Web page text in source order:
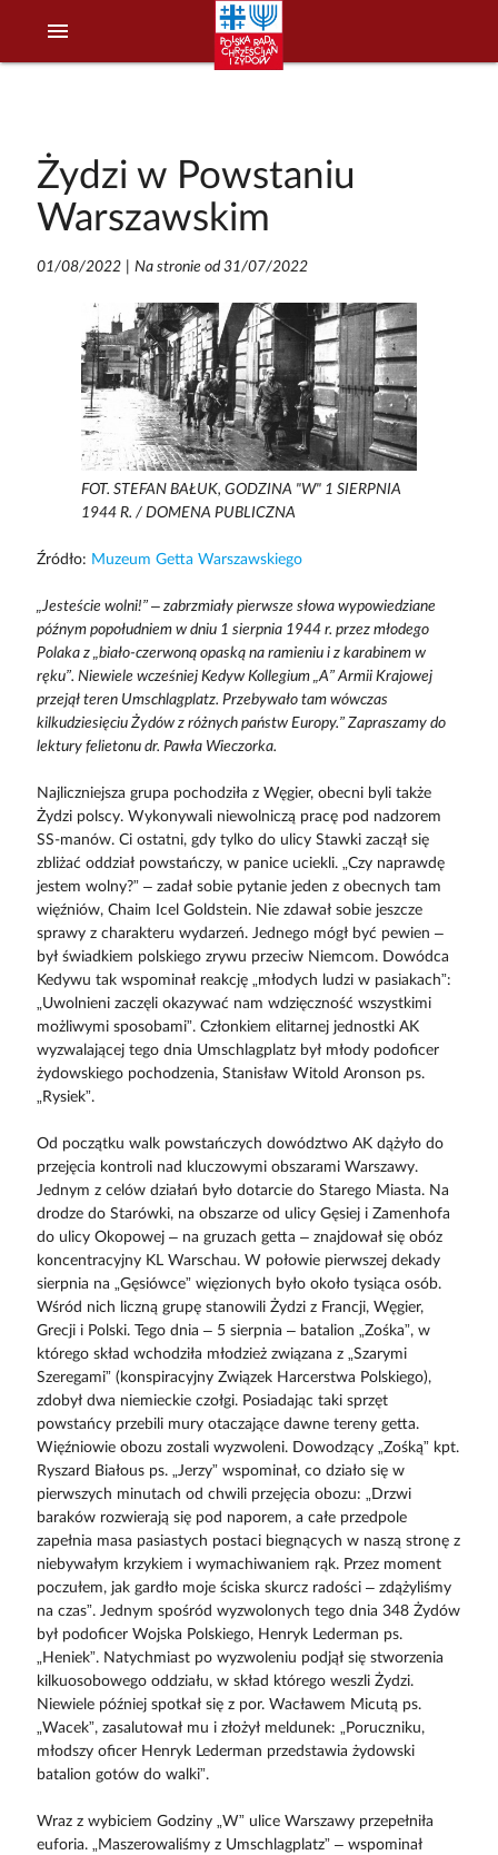
menu
Żydzi w Powstaniu
Warszawskim
01/08/2022| Na stronie od 31/07/2022
FOT. STEFAN BAŁUK, GODZINA "W" 1 SIERPNIA
1944 R. / DOMENA PUBLICZNA
Źródło: Muzeum Getta Warszawskiego
„Jesteście wolni!” – zabrzmiały pierwsze słowa wypowiedziane
późnym popołudniem w dniu 1 sierpnia 1944 r. przez młodego
Polaka z „biało-czerwoną opaską na ramieniu i z karabinem w
ręku”. Niewiele wcześniej Kedyw Kollegium „A” Armii Krajowej
przejął teren Umschlagplatz. Przebywało tam wówczas
kilkudziesięciu Żydów z różnych państw Europy.” Zapraszamy do
lektury felietonu dr. Pawła Wieczorka.
Najliczniejsza grupa pochodziła z Węgier, obecni byli także
Żydzi polscy. Wykonywali niewolniczą pracę pod nadzorem
SS-manów. Ci ostatni, gdy tylko do ulicy Stawki zaczął się
zbliżać oddział powstańczy, w panice uciekli. „Czy naprawdę
jestem wolny?” – zadał sobie pytanie jeden z obecnych tam
więźniów, Chaim Icel Goldstein. Nie zdawał sobie jeszcze
sprawy z charakteru wydarzeń. Jednego mógł być pewien –
był świadkiem polskiego zrywu przeciw Niemcom. Dowódca
Kedywu tak wspominał reakcję „młodych ludzi w pasiakach”:
„Uwolnieni zaczęli okazywać nam wdzięczność wszystkimi
możliwymi sposobami”. Członkiem elitarnej jednostki AK
wyzwalającej tego dnia Umschlagplatz był młody podoficer
żydowskiego pochodzenia, Stanisław Witold Aronson ps.
„Rysiek”.
Od początku walk powstańczych dowództwo AK dążyło do
przejęcia kontroli nad kluczowymi obszarami Warszawy.
Jednym z celów działań było dotarcie do Starego Miasta. Na
drodze do Starówki, na obszarze od ulicy Gęsiej i Zamenhofa
do ulicy Okopowej – na gruzach getta – znajdował się obóz
koncentracyjny KL Warschau. W połowie pierwszej dekady
sierpnia na „Gęsiówce” więzionych było około tysiąca osób.
Wśród nich liczną grupę stanowili Żydzi z Francji, Węgier,
Grecji i Polski. Tego dnia – 5 sierpnia – batalion „Zośka”, w
którego skład wchodziła młodzież związana z „Szarymi
Szeregami” (konspiracyjny Związek Harcerstwa Polskiego),
zdobył dwa niemieckie czołgi. Posiadając taki sprzęt
powstańcy przebili mury otaczające dawne tereny getta.
Więźniowie obozu zostali wyzwoleni. Dowodzący „Zośką” kpt.
Ryszard Białous ps. „Jerzy” wspominał, co działo się w
pierwszych minutach od chwili przejęcia obozu: „Drzwi
baraków rozwierają się pod naporem, a całe przedpole
zapełnia masa pasiastych postaci biegnących w naszą stronę z
niebywałym krzykiem i wymachiwaniem rąk. Przez moment
poczułem, jak gardło moje ściska skurcz radości – zdążyliśmy
na czas”. Jednym spośród wyzwolonych tego dnia 348 Żydów
był podoficer Wojska Polskiego, Henryk Lederman ps.
„Heniek”. Natychmiast po wyzwoleniu podjął się stworzenia
kilkuosobowego oddziału, w skład którego weszli Żydzi.
Niewiele później spotkał się z por. Wacławem Micutą ps.
„Wacek”, zasalutował mu i złożył meldunek: „Poruczniku,
młodszy oficer Henryk Lederman przedstawia żydowski
batalion gotów do walki”.
Wraz z wybiciem Godziny „W” ulice Warszawy przepełniła
euforia. „Maszerowaliśmy z Umschlagplatz” – wspominał